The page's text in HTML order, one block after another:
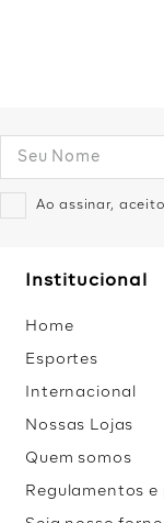
Ao assinar,
Institucional
Home
Esportes
Internacional
Nossas Lojas
Quem somos
Regulamentos